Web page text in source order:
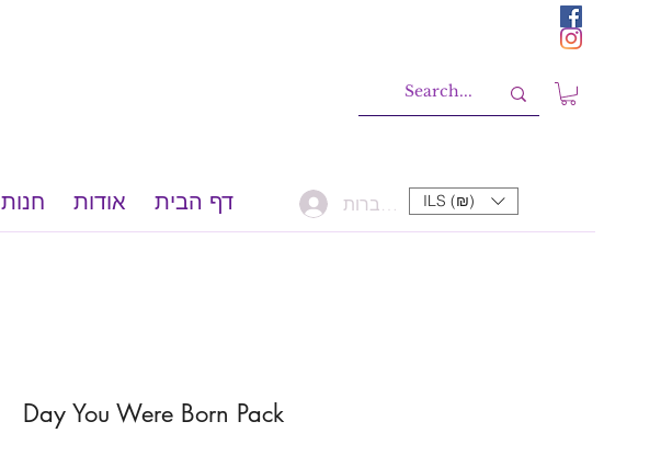
דף הבית אודות חנות להתחברות ILS (₪)
Day You Were Born Pack